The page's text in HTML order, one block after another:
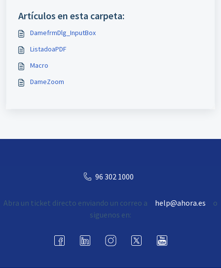
Artículos en esta carpeta:
DamefrmDlg_InputBox
ListadoaPDF
Macro
DameZoom
96 302 1000
Abra un ticket directo enviando un correo a help@ahora.es
o
siguenos en: